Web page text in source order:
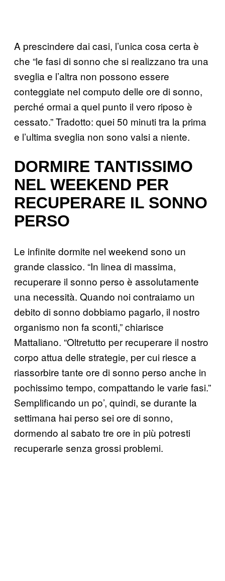
A prescindere dai casi, l’unica cosa certa è
che “le fasi di sonno che si realizzano tra una
sveglia e l’altra non possono essere
conteggiate nel computo delle ore di sonno,
perché ormai a quel punto il vero riposo è
cessato.” Tradotto: quei 50 minuti tra la prima
e l’ultima sveglia non sono valsi a niente.
DORMIRE TANTISSIMO
NEL WEEKEND PER
RECUPERARE IL SONNO
PERSO
Le infinite dormite nel weekend sono un
grande classico. “In linea di massima,
recuperare il sonno perso è assolutamente
una necessità. Quando noi contraiamo un
debito di sonno dobbiamo pagarlo, il nostro
organismo non fa sconti,” chiarisce
Mattaliano. “Oltretutto per recuperare il nostro
corpo attua delle strategie, per cui riesce a
riassorbire tante ore di sonno perso anche in
pochissimo tempo, compattando le varie fasi.”
Semplificando un po’, quindi, se durante la
settimana hai perso sei ore di sonno,
dormendo al sabato tre ore in più potresti
recuperarle senza grossi problemi.